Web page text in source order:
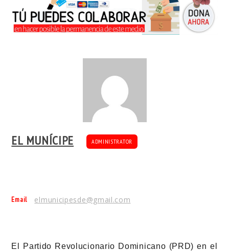
EL MUNÍCIPE ADMINISTRATOR
Email elmunicipesde@gmail.com
El Partido Revolucionario Dominicano (PRD) en el